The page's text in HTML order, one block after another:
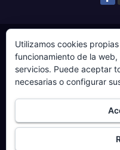
© Copyright 2024.
Web gestionada por
Sobre ‘Ḷḷena a
Política de
Más
Utilizamos cookies
funcionamiento de la
servicios. Puede aceptar
necesarias o configurar